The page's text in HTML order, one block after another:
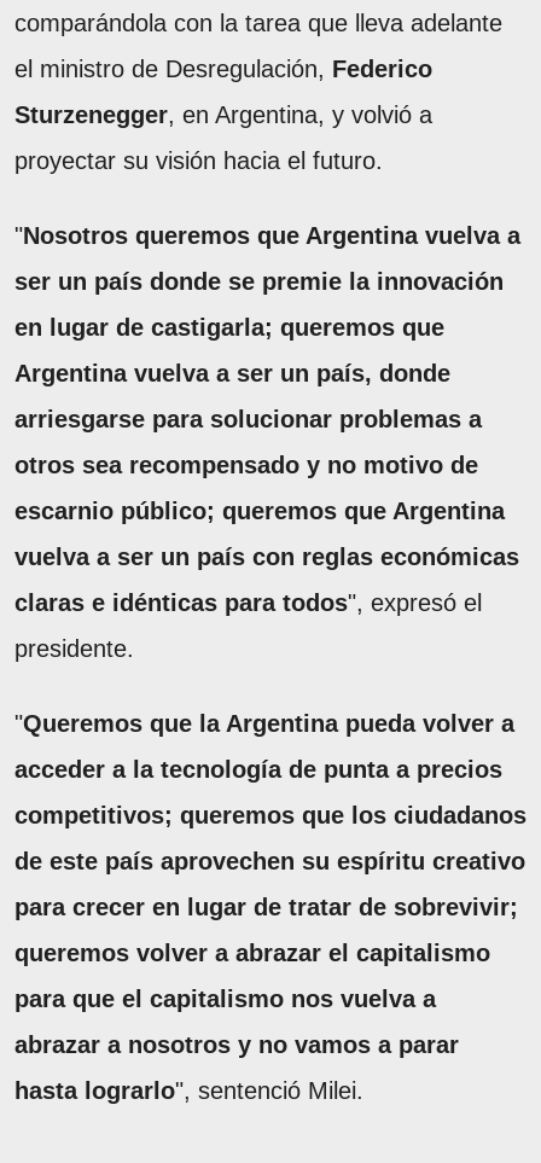
comparándola con la tarea que lleva adelante
el ministro de Desregulación, Federico
Sturzenegger, en Argentina, y volvió a
proyectar su visión hacia el futuro.
"Nosotros queremos que Argentina vuelva a
ser un país donde se premie la innovación
en lugar de castigarla; queremos que
Argentina vuelva a ser un país, donde
arriesgarse para solucionar problemas a
otros sea recompensado y no motivo de
escarnio público; queremos que Argentina
vuelva a ser un país con reglas económicas
claras e idénticas para todos", expresó el
presidente.
"Queremos que la Argentina pueda volver a
acceder a la tecnología de punta a precios
competitivos; queremos que los ciudadanos
de este país aprovechen su espíritu creativo
para crecer en lugar de tratar de sobrevivir;
queremos volver a abrazar el capitalismo
para que el capitalismo nos vuelva a
abrazar a nosotros y no vamos a parar
hasta lograrlo", sentenció Milei.